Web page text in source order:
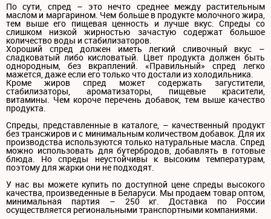
По сути, спред – это нечто среднее между растительным
маслом и маргарином. Чем больше в продукте молочного жира,
тем выше его пищевая ценность и лучше вкус. Спреды со
слишком низкой жирностью зачастую содержат большое
количество воды и стабилизаторов.
Хороший спред должен иметь легкий сливочный вкус –
сладковатый либо кисловатый. Цвет продукта должен быть
однородным, без вкраплений. «Правильный» спред легко
мажется, даже если его только что достали из холодильника.
Кроме жиров спред может содержать загустители,
стабилизаторы, ароматизаторы, пищевые красители,
витамины. Чем короче перечень добавок, тем выше качество
продукта.
Спреды, представленные в каталоге, – качественный продукт
без трансжиров и с минимальным количеством добавок. Для их
производства используются только натуральные масла. Спред
можно использовать для бутербродов, добавлять в готовые
блюда. Но спреды неустойчивы к высоким температурам,
поэтому для жарки они не подходят.
У нас вы можете купить по доступной цене спреды высокого
качества, произведенные в Беларуси. Мы продаем товар оптом,
минимальная партия – 250 кг. Доставка по России
осуществляется региональными транспортными компаниями.